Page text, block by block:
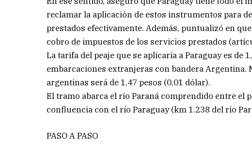
reclamar la aplicación de estos instrumentos para
prestados efectivamente. Además, puntualizó en
cobro de impuestos de los servicios prestados
La tarifa del peaje que se aplicaría a Paraguay es
embarcaciones extranjeras con bandera Argentina.
argentinas será de 1,47 pesos (0,01 dólar).
El tramo abarca el río Paraná comprendido entre el
confluencia con el río Paraguay (km 1.238 del río
PASO A PASO